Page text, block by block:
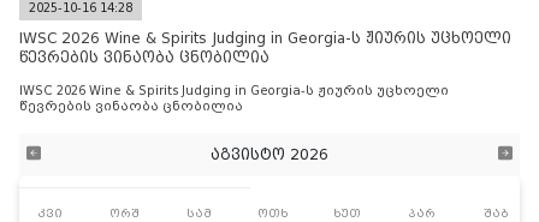
2025-10-16 14:28
IWSC 2026 Wine & Spirits Judging in Georgia-ს ჟიურის უცხოელი
წევრების ვინაობა ცნობილია
IWSC 2026 Wine & Spirits Judging in Georgia-ს ჟიურის უცხოელი
წევრების ვინაობა ცნობილია
აგვისტო 2026
კვი ორშ სამ ოთხ ხუთ პარ შაბ